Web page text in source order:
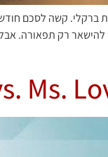
קשה לסכם
להישאר רק